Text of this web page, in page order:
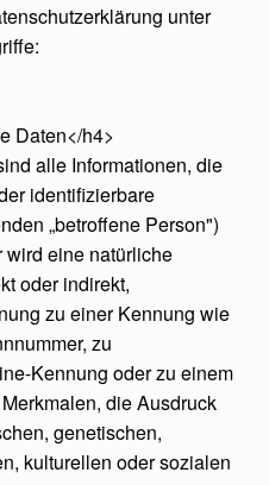
unter
Daten</h4>
alle Informationen, die
identifizierbare
„betroffene Person")
eine natürliche
oder indirekt,
zu einer Kennung wie
zu
Kennung oder zu einem
die Ausdruck
genetischen,
kulturellen oder sozialen